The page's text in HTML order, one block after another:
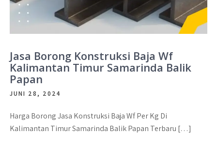
Jasa Borong Konstruksi Baja Wf
Kalimantan Timur Samarinda Balik
Papan
JUNI 28, 2024
Harga Borong Jasa Konstruksi Baja Wf Per Kg Di
Kalimantan Timur Samarinda Balik Papan Terbaru […]